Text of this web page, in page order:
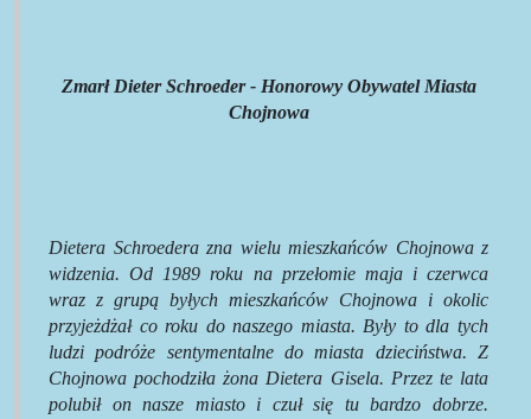
Zmarł Dieter Schroeder - Honorowy Obywatel Miasta
Chojnowa
Dietera Schroedera zna wielu mieszkańców Chojnowa z
widzenia. Od 1989 roku na przełomie maja i czerwca
wraz z grupą byłych mieszkańców Chojnowa i okolic
przyjeżdżał co roku do naszego miasta. Były to dla tych
ludzi podróże sentymentalne do miasta dzieciństwa. Z
Chojnowa pochodziła żona Dietera Gisela. Przez te lata
polubił on nasze miasto i czuł się tu bardzo dobrze.